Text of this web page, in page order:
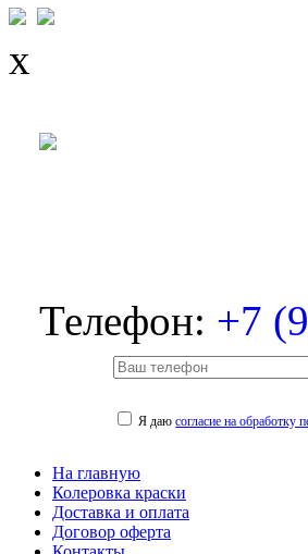
x
Телефон: +7
Я даюсогласие на обработку
На главную
Колеровка краски
Доставка и оплата
Договор оферта